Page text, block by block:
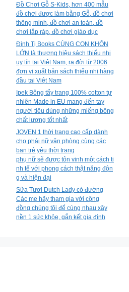
Đồ Chơi Gỗ S-Kids, hơn 400 mẫu
đồ chơi được làm bằng Gỗ, đồ chơi
thông minh, đồ chơi an toàn, đồ
chơi lắp ráp, đồ chơi giáo dục
Đinh Tị Books CÙNG CON KHÔN
LỚN là thương hiệu sách thiếu nhi
uy tín tại Việt Nam, ra đời từ 2006
đơn vị xuất bản sách thiếu nhi hàng
đầu tại Việt Nam
Ipek Bông tẩy trang 100% cotton tự
nhiên Made in EU mang đến tay
người tiêu dùng những miếng bông
chất lượng tốt nhất
JOVEN 1 thời trang cao cấp dành
cho phái nữ văn phòng cùng các
bạn trẻ yêu thời trang
phụ nữ sẽ được tôn vinh một cách ti
nh tế với phong cách thật năng độn
g và hiện đại
Sữa Tươi Dutch Lady có đường
Các mẹ hãy tham gia với cộng
đồng chúng tôi để cùng nhau xây
nền 1 sức khỏe, gắn kết gia đình